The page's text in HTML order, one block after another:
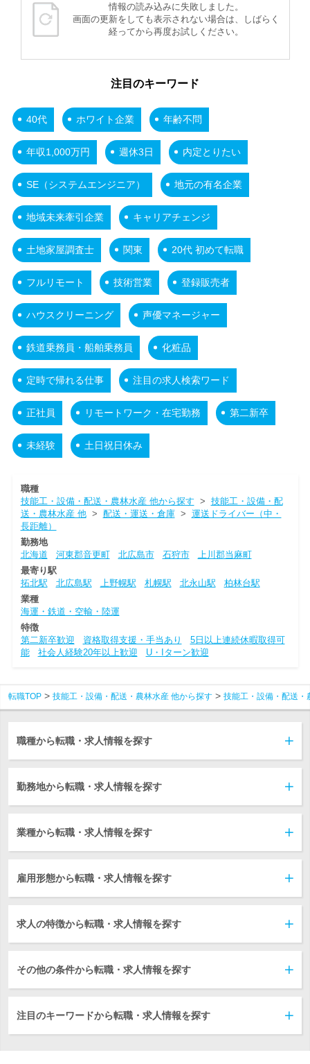
情報の読み込みに失敗しました。
画面の更新をしても表示されない場合は、しばらく
経ってから再度お試しください。
注目のキーワード
40代 ホワイト企業 年齢不問
年収1,000万円 週休3日 内定とりたい
SE（システムエンジニア） 地元の有名企業
地域未来牽引企業 キャリアチェンジ
土地家屋調査士 関東 20代 初めて転職
フルリモート 技術営業 登録販売者
ハウスクリーニング 声優マネージャー
鉄道乗務員・船舶乗務員 化粧品
定時で帰れる仕事 注目の求人検索ワード
正社員 リモートワーク・在宅勤務 第二新卒
未経験 土日祝日休み
職種
技能工・設備・配送・農林水産 他から探す > 技能工・設備・配
送・農林水産 他> 配送・運送・倉庫> 運送ドライバー（中・
長距離）
勤務地
北海道
河東郡音更町 北広島市 石狩市
上川郡当麻町
最寄り駅
拓北駅
北広島駅 上野幌駅 札幌駅 北永山駅
柏林台駅
業種
海運・鉄道・空輸・陸運
特徴
第二新卒歓迎
資格取得支援・手当あり
5日以上連続休暇取得可
能
社会人経験20年以上歓迎 U・Iターン歓迎
転職TOP 技能工・設備・配送・農林水産 他から探す 技能工・設備・配送・
職種から転職・求人情報を探す
勤務地から転職・求人情報を探す
業種から転職・求人情報を探す
雇用形態から転職・求人情報を探す
求人の特徴から転職・求人情報を探す
その他の条件から転職・求人情報を探す
注目のキーワードから転職・求人情報を探す